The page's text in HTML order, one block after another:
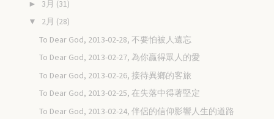
► 3月 (31)
▼ 2月 (28)
To Dear God, 2013-02-28, 不要怕被人遺忘
To Dear God, 2013-02-27, 為你贏得眾人的愛
To Dear God, 2013-02-26, 接待異鄉的客旅
To Dear God, 2013-02-25, 在失落中得著堅定
To Dear God, 2013-02-24, 伴侶的信仰影響人生的道路